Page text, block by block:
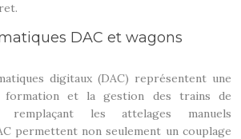
DAC et wagons
digitaux (DAC) représentent une
formation et la gestion des trains de
remplaçant les attelages manuels
permettent non seulement un couplage